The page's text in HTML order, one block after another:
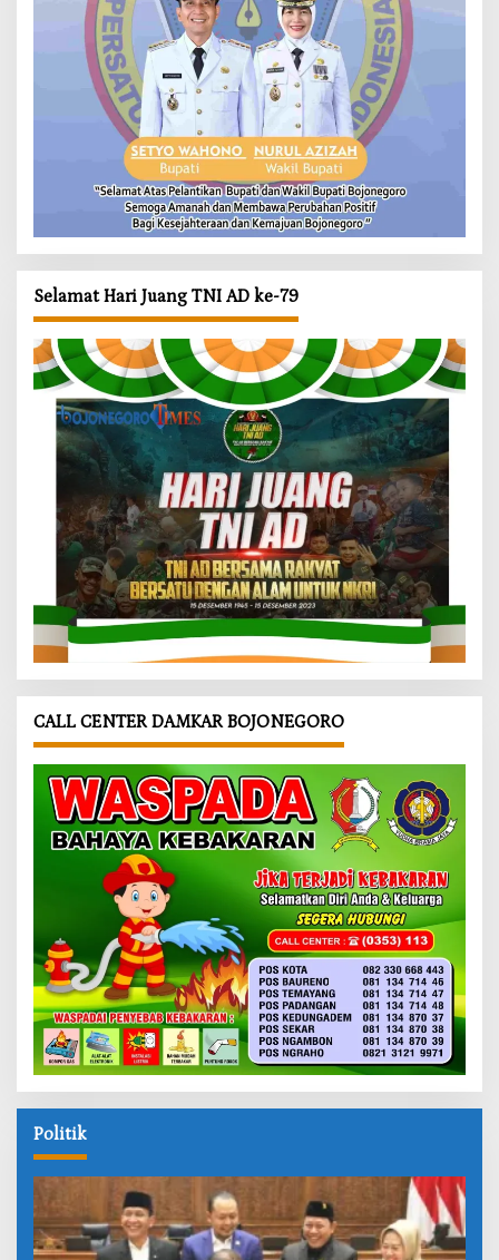
Selamat Hari Juang TNI AD ke-79
CALL CENTER DAMKAR BOJONEGORO
Politik